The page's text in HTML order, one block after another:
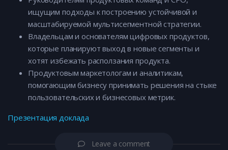
ищущим подходы к построению устойчивой и
масштабируемой мультисегментной стратегии.
Владельцам и основателям цифровых продуктов,
которые планируют выход в новые сегменты и
хотят избежать расползания продукта.
Продуктовым маркетологам и аналитикам,
помогающим бизнесу принимать решения на стыке
пользовательских и бизнесовых метрик.
Презентация доклада
Leave a comment